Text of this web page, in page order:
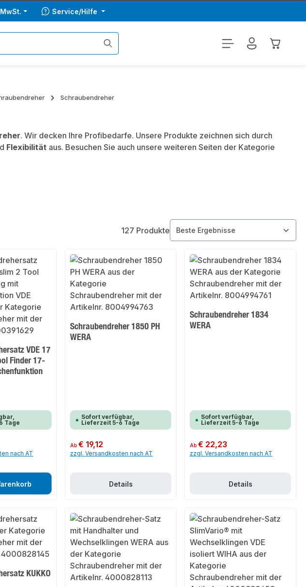
Service/Hilfe
Schraubendreher
. Wir decken Ihre Profibedarfe. Unsere Produkte zeichnen sich durch
Flexibilität aus. Besuchen Sie auch unsere weiteren Seiten der Kategorie
127 Produkte
VDE 17
Finder 17-
Tage
nach AT
Schraubendreher 1850 PH
WERA
Sofort verfügbar,
Lieferzeit 5-6 Tage
Regulärer Preis:
Ab€ 19,12
zzgl. Versandkosten nach AT
Details
Schraubendreher 1834
WERA
Sofort verfügbar,
Lieferzeit 5-6 Tage
Regulärer Preis:
Ab€ 22,23
zzgl. Versandkosten nach AT
Details
KUKKO